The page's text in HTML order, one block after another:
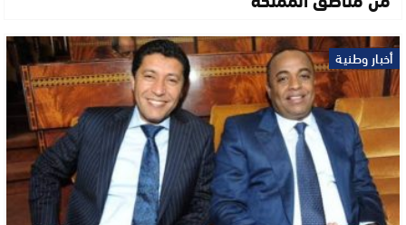
أخبار وطنية